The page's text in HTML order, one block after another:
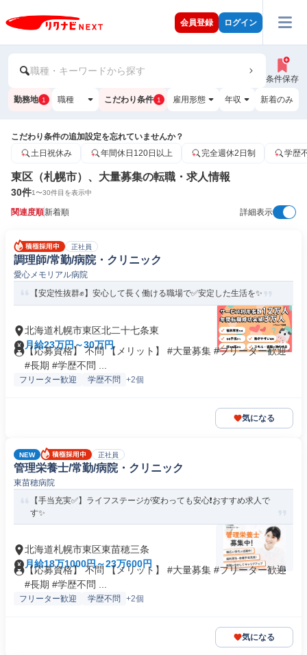
会員登録 ログイン
職種・キーワードから探す
条件保存
勤務地 1 職種 こだわり条件 1 雇用形態 年収 新着のみ
こだわり条件の追加設定を忘れていませんか？
土日祝休み
年間休日120日以上 完全週休2日制 学歴
東区（札幌市）、大量募集の転職・求人情報
30件1〜30件目を表示中
関連度順新着順 詳細表示
正社員
調理師/常勤/病院・クリニック
愛心メモリアル病院
【安定性抜群✊️】安心して長く働ける職場で✅️安定した生活を✨
北海道札幌市東区北二十七条東
月給23万円～30万円
【応募資格】 不問 【メリット】 #大量募集 #フリーター歓迎
#長期 #学歴不問 ...
フリーター歓迎 学歴不問 +2個
気になる
NEW 正社員
管理栄養士/常勤/病院・クリニック
東苗穂病院
【手当充実✅️】ライフステージが変わっても安心❗️おすすめ求人で
す✨
北海道札幌市東区東苗穂三条
月給18万1000円～23万600円
【応募資格】 不問 【メリット】 #大量募集 #フリーター歓迎
#長期 #学歴不問 ...
フリーター歓迎 学歴不問 +2個
気になる